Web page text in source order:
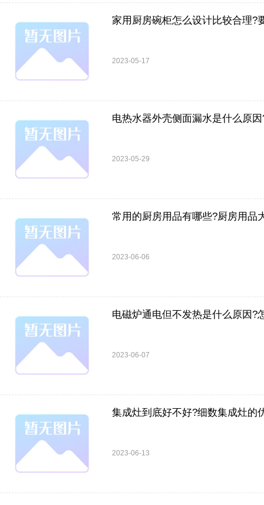
家用厨房碗柜怎么设计比较合理?
2023-05-17
电热水器外壳侧面漏水是什么原
2023-05-29
常用的厨房用品有哪些?厨房用品
2023-06-06
电磁炉通电但不发热是什么原因?
2023-06-07
集成灶到底好不好?细数集成灶的
2023-06-13